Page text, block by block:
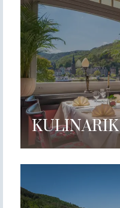
KULINARIK